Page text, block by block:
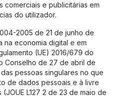
comerciais e publicitárias em
do utilizador.
2005 de 21 de junho de
na economia digital e em
(UE) 2016/679 do
Conselho de 27 de abril de
pessoas singulares no que
de dados pessoais e à livre
L127 2 de 23 de maio de